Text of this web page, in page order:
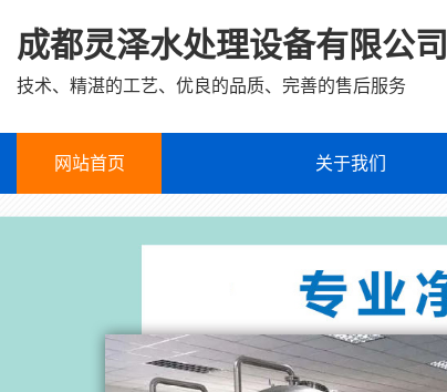
成都灵泽水处理设备有限公司
技术、精湛的工艺、优良的品质、完善的售后服务
网站首页 关于我们
企业文化